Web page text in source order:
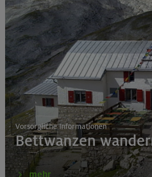
01.-04.10.26
Leichte Klettersteige rund um den
Gardaseeberge
Vorsorgliche Informationen
Bettwanzen
mehr